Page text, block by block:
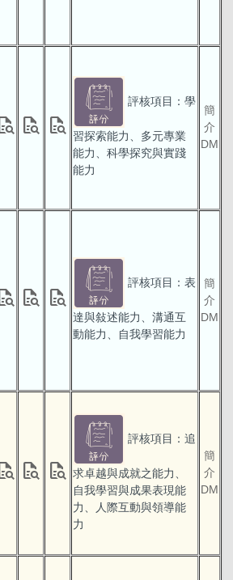
quick_reference_all quick_reference_all
評核項目：學
習探索能力、多元專業
能力、科學探究與實踐
能力
簡
介
DM
quick_reference_all quick_reference_all
評核項目：表
達與敍述能力、溝通互
動能力、自我學習能力
簡
介
DM
quick_reference_all quick_reference_all
評核項目：追
求卓越與成就之能力、
自我學習與成果表現能
力、人際互動與領導能
力
簡
介
DM